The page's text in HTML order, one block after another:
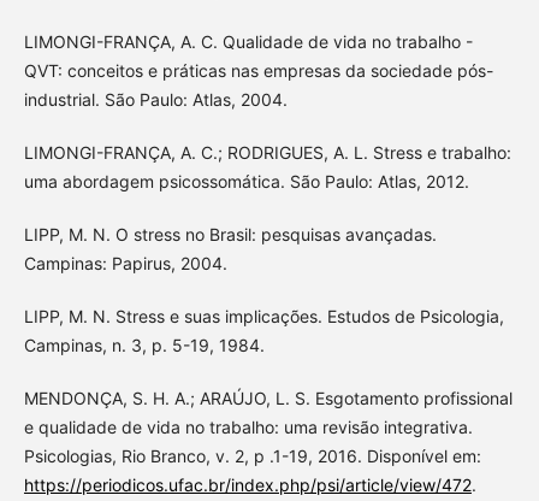
LIMONGI-FRANÇA, A. C. Qualidade de vida no trabalho -
QVT: conceitos e práticas nas empresas da sociedade pós-
industrial. São Paulo: Atlas, 2004.
LIMONGI-FRANÇA, A. C.; RODRIGUES, A. L. Stress e trabalho:
uma abordagem psicossomática. São Paulo: Atlas, 2012.
LIPP, M. N. O stress no Brasil: pesquisas avançadas.
Campinas: Papirus, 2004.
LIPP, M. N. Stress e suas implicações. Estudos de Psicologia,
Campinas, n. 3, p. 5-19, 1984.
MENDONÇA, S. H. A.; ARAÚJO, L. S. Esgotamento profissional
e qualidade de vida no trabalho: uma revisão integrativa.
Psicologias, Rio Branco, v. 2, p .1-19, 2016. Disponível em:
https://periodicos.ufac.br/index.php/psi/article/view/472.